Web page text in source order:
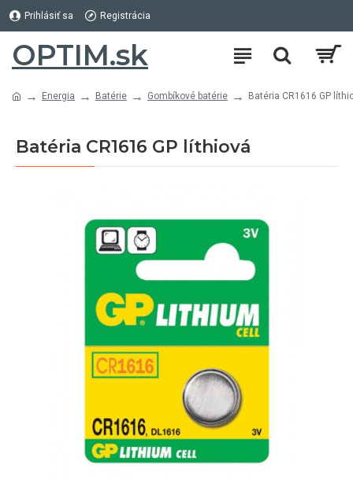
Prihlásiť sa Registrácia
OPTIM.sk
Energia Batérie Gombíkové batérie Batéria CR1616 GP
Batéria CR1616 GP líthiová